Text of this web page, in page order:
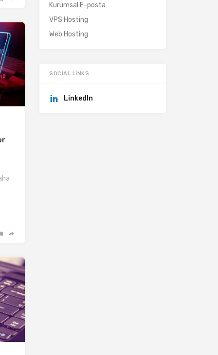
Kurumsal E-posta
VPS Hosting
Web Hosting
SOCIAL LINKS
LinkedIn